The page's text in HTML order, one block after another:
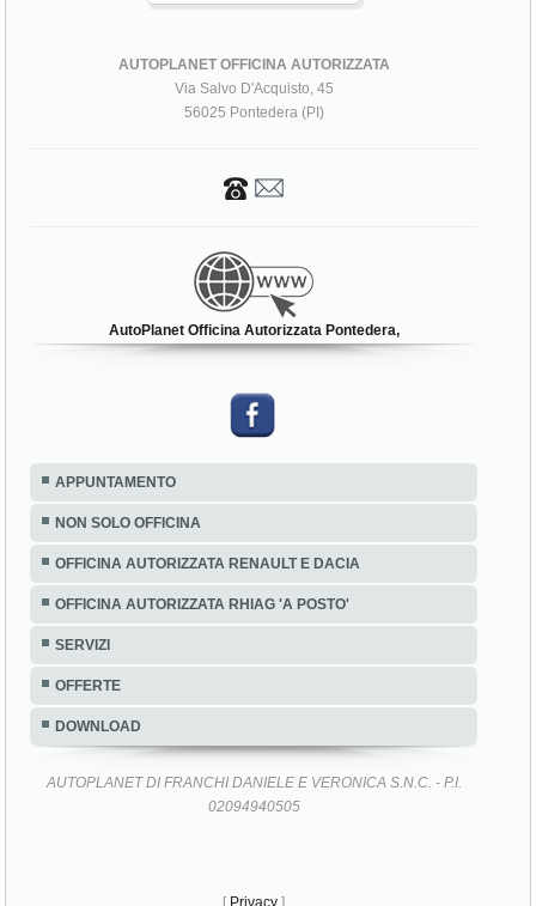
AUTOPLANET OFFICINA AUTORIZZATA
Via Salvo D'Acquisto, 45
56025 Pontedera (PI)
AutoPlanet Officina Autorizzata Pontedera,
APPUNTAMENTO
NON SOLO OFFICINA
OFFICINA AUTORIZZATA RENAULT E DACIA
OFFICINA AUTORIZZATA RHIAG 'A POSTO'
SERVIZI
OFFERTE
DOWNLOAD
AUTOPLANET DI FRANCHI DANIELE E VERONICA S.N.C. - P.I.
02094940505
[ Privacy ]